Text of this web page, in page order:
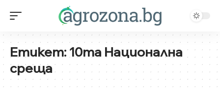
Етикет:10та Национална
среща